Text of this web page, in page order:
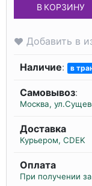
В КОРЗИНУ
Добавить в
Наличие: в
Самовывоз:
Москва,
Доставка
Курьером, CDEK
Оплата
При получении